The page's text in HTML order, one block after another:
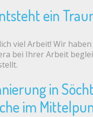
ein
viel Arbeit! Wir
bei Ihrer Arbeit
in
im